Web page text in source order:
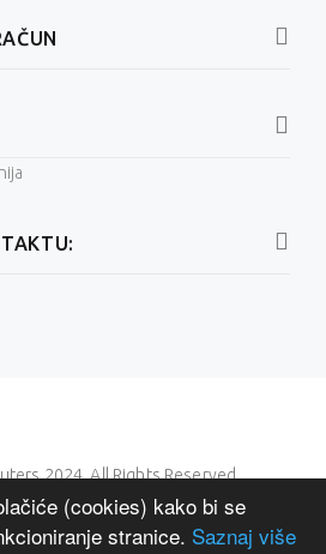
(cookies) kako bi se
stranice. Saznaj više
2024. All Rights Reserved